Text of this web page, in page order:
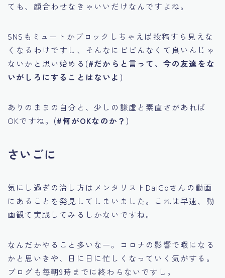
ても、顔合わせなきゃいいだけなんですよね。
SNSもミュートかブロックしちゃえば投稿すら見えな
くなるわけですし、そんなにビビんなくて良いんじゃ
ないかと思い始める(#だからと言って、今の友達をな
いがしろにすることはないよ )
ありのままの自分と、少しの謙虚と素直さがあれば
OKですね。(#何がOKなのか？ )
さいごに
気にし過ぎの治し方はメンタリストDaiGoさんの動画
にあることを発見してしまいました。これは早速、動
画観て実践してみるしかないですね。
なんだかやること多いなー。コロナの影響で暇になる
かと思いきや、日に日に忙しくなっていく気がする。
ブログも毎朝9時までに終わらないですし。